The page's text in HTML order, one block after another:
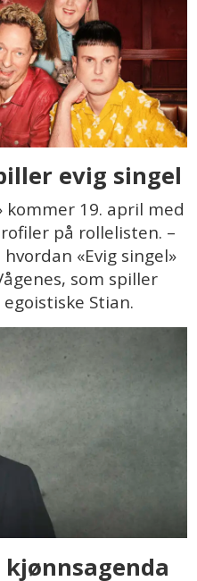
evig singel
kommer 19. april med
på rollelisten. –
«Evig singel»
som spiller
Stian.
kjønnsagenda